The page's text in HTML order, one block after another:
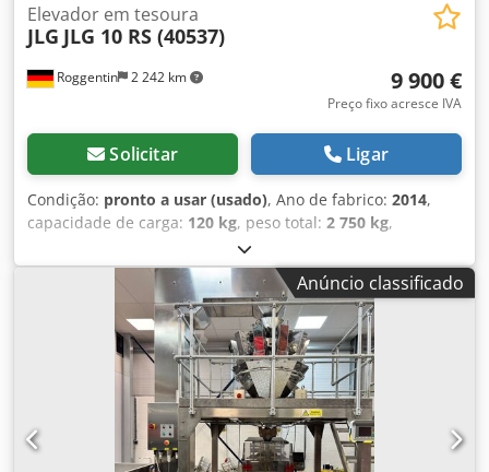
Roggentin 2 242 km
Elevador em tesoura
JLG JLG 10 RS (40537)
9 900 €
Preço fixo acresce IVA
Solicitar Ligar
Condição: pronto a usar (usado), Ano de fabrico: 2014,
capacidade de carga: 120 kg, peso total: 2 750 kg,
comprimento de transporte:2 160 mm
transporte:1 070 mm, altura de transporte:9 750 mm,
altura de construção:
11 750 mm
, tipo de combustível:
laranja, Equipamento: Verificação de
segurança UVV, Fabricante: JLG Designação do modelo: 10
RS Ano de fabrico: 2014 Dados técnicos Altura de trabalho:
11,75 m Crodpfotucbqex Angsf Altura da plataforma: 9,75
m Dimensões da plataforma: 2,16 x 1,07 m Capacidade de
carga da cesta: 320 kg Peso total: 2.750 kg Altura de
passagem: 2,48 m Comprimento: 2,41 m Largura: 1,22 m
Anúncio classificado